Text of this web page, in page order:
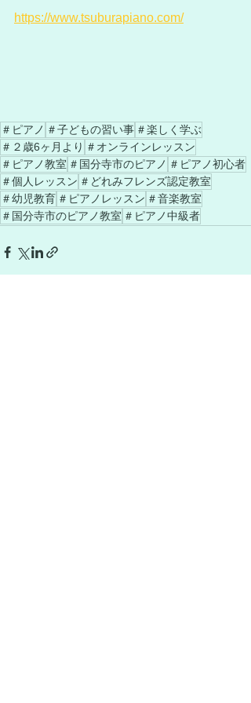
https://www.tsuburapiano.com/
＃ピアノ ＃子どもの習い事 ＃楽しく学ぶ
＃２歳6ヶ月より ＃オンラインレッスン
＃ピアノ教室 ＃国分寺市のピアノ ＃ピアノ初心者
＃個人レッスン ＃どれみフレンズ認定教室
＃幼児教育 ＃ピアノレッスン ＃音楽教室
＃国分寺市のピアノ教室 ＃ピアノ中級者